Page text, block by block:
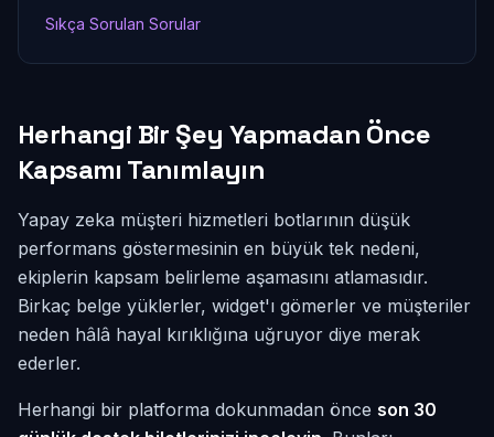
Sıkça Sorulan Sorular
Herhangi Bir Şey Yapmadan Önce
Kapsamı Tanımlayın
Yapay zeka müşteri hizmetleri botlarının düşük
performans göstermesinin en büyük tek nedeni,
ekiplerin kapsam belirleme aşamasını atlamasıdır.
Birkaç belge yüklerler, widget'ı gömerler ve müşteriler
neden hâlâ hayal kırıklığına uğruyor diye merak
ederler.
Herhangi bir platforma dokunmadan önce son 30